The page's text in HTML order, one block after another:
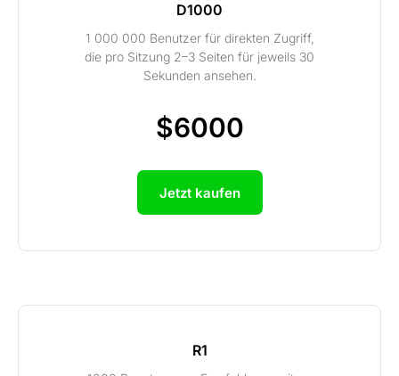
D1000
1 000 000 Benutzer für direkten Zugriff,
die pro Sitzung 2–3 Seiten für jeweils 30
Sekunden ansehen.
$6000
Jetzt kaufen
R1